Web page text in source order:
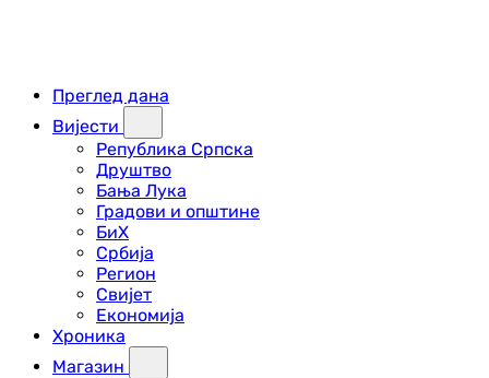
Преглед дана
Вијести
Република Српска
Друштво
Бања Лука
Градови и општине
БиХ
Србија
Регион
Свијет
Економија
Хроника
Магазин